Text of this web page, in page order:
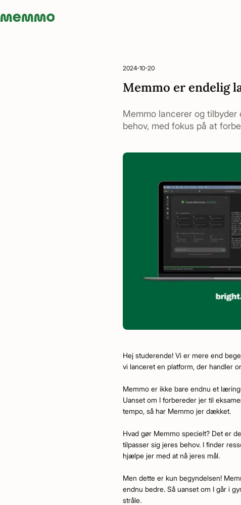
Memmo - AI-verktyg och digital kurslitteratur
2024-10-20
Memmo er endelig
Memmo lancerer og
behov, med fokus på at
Hej studerende! Vi er mere end
vi lanceret en platform, der handler
Memmo er ikke bare endnu et
Uanset om I forbereder jer til
tempo, så har Memmo jer dækket.
Hvad gør Memmo specielt? Det er
tilpasser sig jeres behov. I finder
hjælpe jer med at nå jeres mål.
Men dette er kun begyndelsen!
endnu bedre. Så uanset om I går i
stråle.